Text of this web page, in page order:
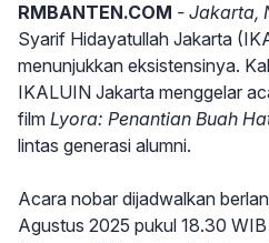
RMBANTEN.COM - Jakarta,
Syarif Hidayatullah Jakarta
menunjukkan eksistensinya.
IKALUIN Jakarta menggelar
film Lyora: Penantian Buah
lintas generasi alumni.
Acara nobar dijadwalkan
Agustus 2025 pukul 18.30